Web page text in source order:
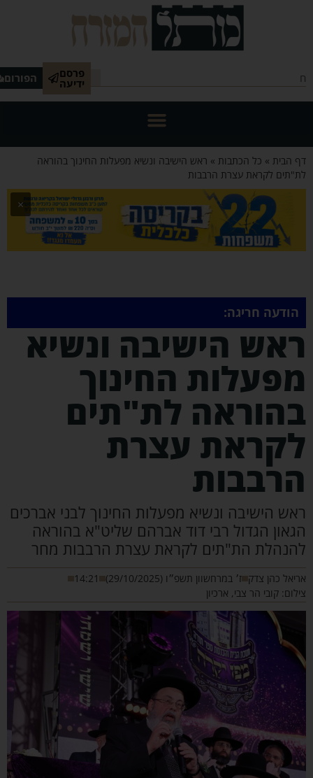
פרסם
ידיעה הפורום
הבית»כל הכתבות»ראש הישיבה ונשיא מפעלות החינוך בהוראה
לקראת עצרת הרבבות
×
הודעה חריגה:
הישיבה ונשיא
החינוך
לת"תים
עצרת
הישיבה ונשיא מפעלות החינוך לבני אברכים
הגדול רבי דוד אברהם שליט"א בהוראה
הת"תים לקראת עצרת הרבבות מחר
כהן צדק ז׳ במרחשוון תשפ״ו (29/10/2025)
14:21
קובי הר צבי, ארכיון